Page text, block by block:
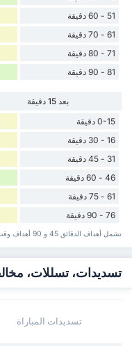
51 - 60 دقيقة
61 - 70 دقيقة
71 - 80 دقيقة
81 - 90 دقيقة
بعد 15 دقيقة
0-15 دقيقة
16 - 30 دقيقة
31 - 45 دقيقة
46 - 60 دقيقة
61 - 75 دقيقة
76 - 90 دقيقة
تشمل أهداف الدقائق 45 و 90 أهداف وقت ‏بدل ‏بدل الضائع.
تسديدات، تسللات،
تسديدات المباراة